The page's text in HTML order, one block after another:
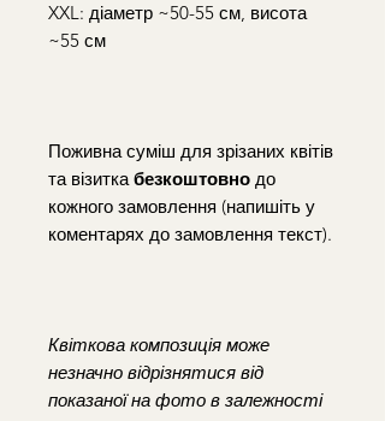
XXL: діаметр ~50-55 см, висота
~55 см
Поживна суміш для зрізаних квітів
та візиткабезкоштовно до
кожного замовлення (напишіть у
коментарях до замовлення текст).
Квіткова композиція може
незначно відрізнятися від
показаної на фото в залежності